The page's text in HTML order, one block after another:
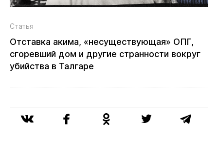
Статья
Отставка акима, «несуществующая» ОПГ,
сгоревший дом и другие странности вокруг
убийства в Талгаре